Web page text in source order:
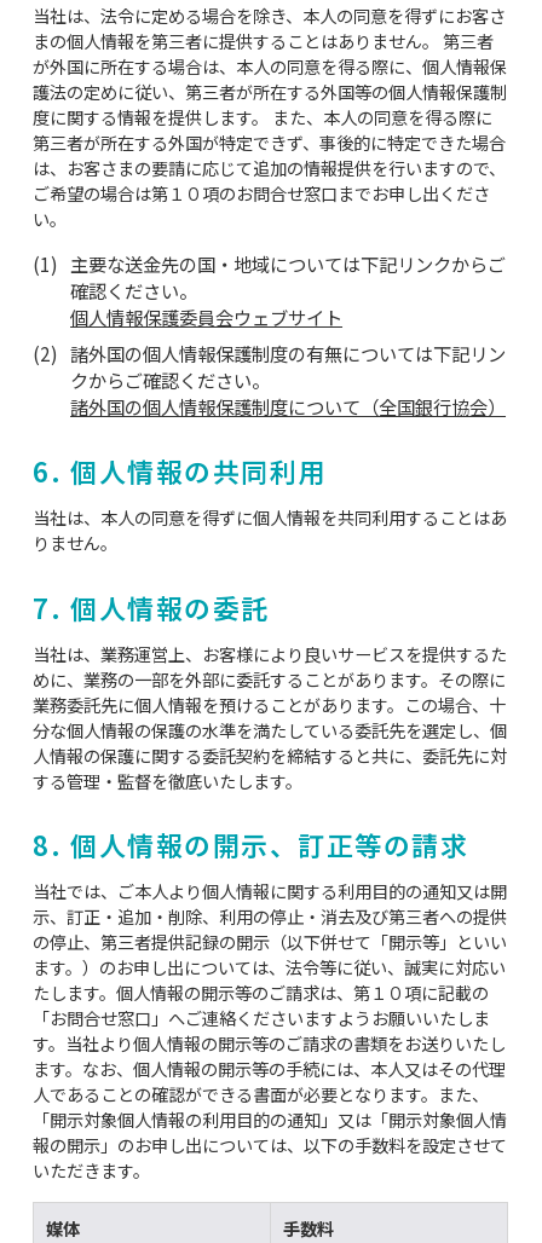
当社は、法令に定める場合を除き、本人の同意を得ずにお客さ
まの個人情報を第三者に提供することはありません。 第三者
が外国に所在する場合は、本人の同意を得る際に、個人情報保
護法の定めに従い、第三者が所在する外国等の個人情報保護制
度に関する情報を提供します。 また、本人の同意を得る際に
第三者が所在する外国が特定できず、事後的に特定できた場合
は、お客さまの要請に応じて追加の情報提供を行いますので、
ご希望の場合は第１０項のお問合せ窓口までお申し出くださ
い。
主要な送金先の国・地域については下記リンクからご
確認ください。
個人情報保護委員会ウェブサイト
諸外国の個人情報保護制度の有無については下記リン
クからご確認ください。
諸外国の個人情報保護制度について（全国銀行協会）
6. 個人情報の共同利用
当社は、本人の同意を得ずに個人情報を共同利用することはあ
りません。
7. 個人情報の委託
当社は、業務運営上、お客様により良いサービスを提供するた
めに、業務の一部を外部に委託することがあります。その際に
業務委託先に個人情報を預けることがあります。この場合、十
分な個人情報の保護の水準を満たしている委託先を選定し、個
人情報の保護に関する委託契約を締結すると共に、委託先に対
する管理・監督を徹底いたします。
8. 個人情報の開示、訂正等の請求
当社では、ご本人より個人情報に関する利用目的の通知又は開
示、訂正・追加・削除、利用の停止・消去及び第三者への提供
の停止、第三者提供記録の開示（以下併せて「開示等」といい
ます。）のお申し出については、法令等に従い、誠実に対応い
たします。個人情報の開示等のご請求は、第１０項に記載の
「お問合せ窓口」へご連絡くださいますようお願いいたしま
す。当社より個人情報の開示等のご請求の書類をお送りいたし
ます。なお、個人情報の開示等の手続には、本人又はその代理
人であることの確認ができる書面が必要となります。また、
「開示対象個人情報の利用目的の通知」又は「開示対象個人情
報の開示」のお申し出については、以下の手数料を設定させて
いただきます。
媒体
手数料